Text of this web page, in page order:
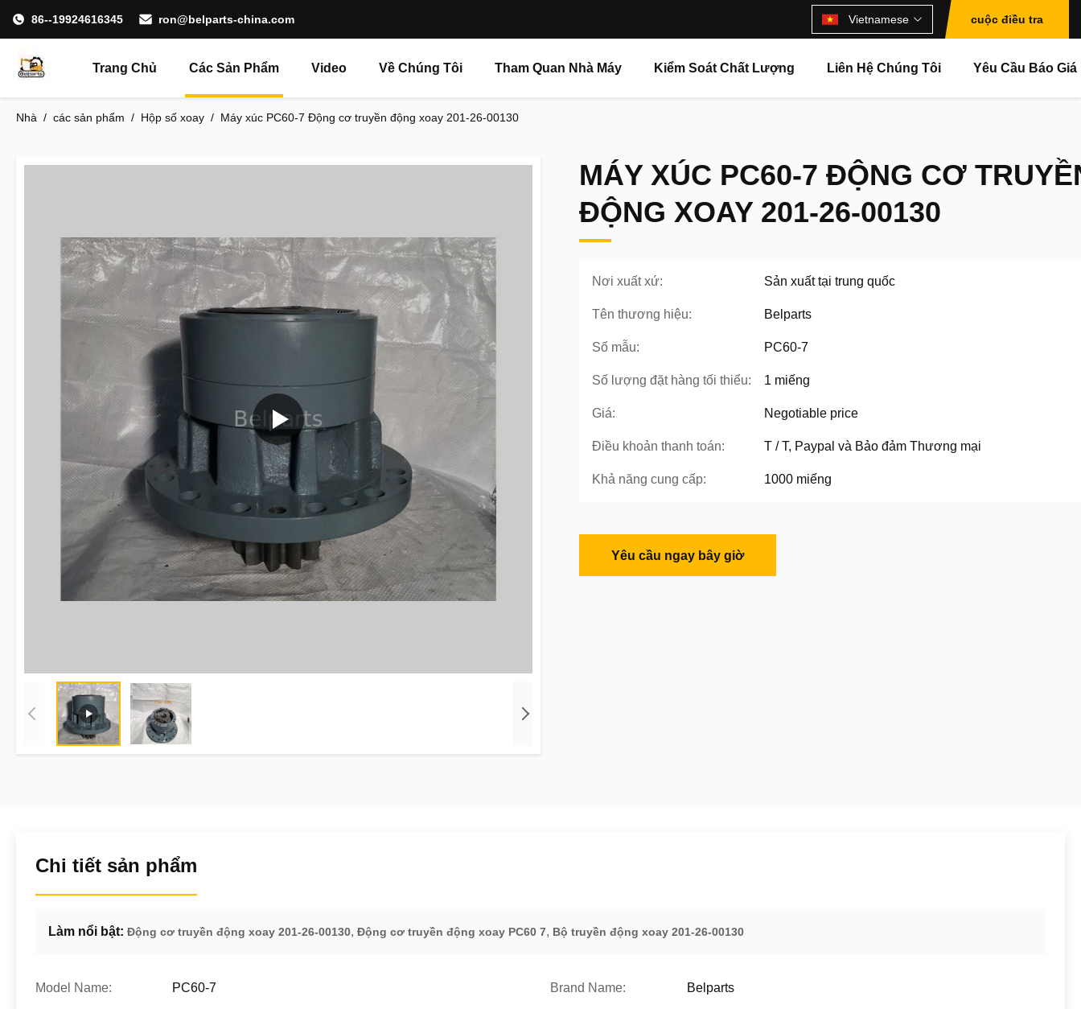
86--19924616345 ron@belparts-china.com Vietnamese cuộc điều tra
Trang Chủ Các Sản Phẩm Video Về Chúng Tôi Tham Quan Nhà Máy Kiểm Soát Chất Lượng Liên Hệ Chúng Tôi Yêu Cầu Báo Giá
Nhà / các sản phẩm / Hộp số xoay / Máy xúc PC60-7 Động cơ truyền động xoay 201-26-00130
MÁY XÚC PC60-7 ĐỘNG CƠ
ĐỘNG XOAY 201-26-00130
Nơi xuất xứ: Sản xuất tại trung quốc
Tên thương hiệu: Belparts
Số mẫu: PC60-7
Số lượng đặt hàng tối thiểu: 1 miếng
Giá: Negotiable price
Điều khoản thanh toán: T / T, Paypal và Bảo đảm Thương mại
Khả năng cung cấp: 1000 miếng
Yêu cầu ngay bây giờ
Chi tiết sản phẩm
Làm nổi bật: Động cơ truyền động xoay 201-26-00130, Động cơ truyền động xoay PC60 7, Bộ truyền động xoay 201-26-00130
Model Name: PC60-7 Brand Name: Belparts